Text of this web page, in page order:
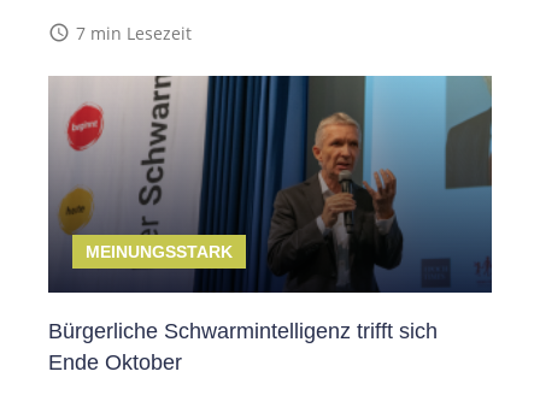
access_time 7 min Lesezeit
MEINUNGSSTARK
Bürgerliche Schwarmintelligenz trifft sich
Ende Oktober